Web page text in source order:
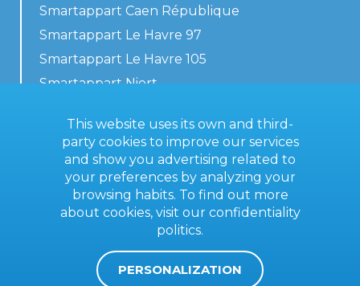
Smartappart Caen République
Smartappart Le Havre 97
Smartappart Le Havre 105
Smartappart Niort
Contact us
General terms
This website uses its own and third-
party cookies to improve our services
and show you advertising related to
your preferences by analyzing your
browsing habits. To find out more
about cookies, visit our confidentiality
politics.
PERSONALIZATION